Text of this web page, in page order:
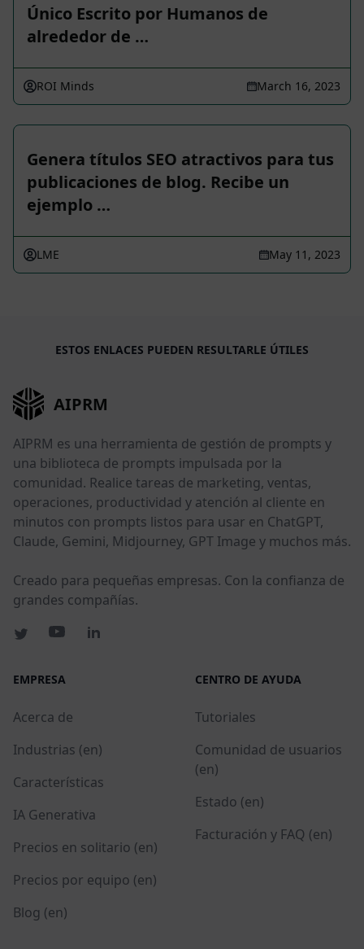
Único Escrito por Humanos de
alrededor de …
ROI Minds March 16, 2023
Genera títulos SEO atractivos para tus
publicaciones de blog. Recibe un
ejemplo …
LME May 11, 2023
ESTOS ENLACES PUEDEN RESULTARLE ÚTILES
AIPRM
AIPRM es una herramienta de gestión de prompts y
una biblioteca de prompts impulsada por la
comunidad. Realice tareas de marketing, ventas,
operaciones, productividad y atención al cliente en
minutos con prompts listos para usar en ChatGPT,
Claude, Gemini, Midjourney, GPT Image y muchos más.
Creado para pequeñas empresas. Con la confianza de
grandes compañías.
EMPRESA
Acerca de
Industrias (en)
Características
IA Generativa
Precios en solitario (en)
Precios por equipo (en)
Blog (en)
CENTRO DE AYUDA
Tutoriales
Comunidad de usuarios
(en)
Estado (en)
Facturación y FAQ (en)